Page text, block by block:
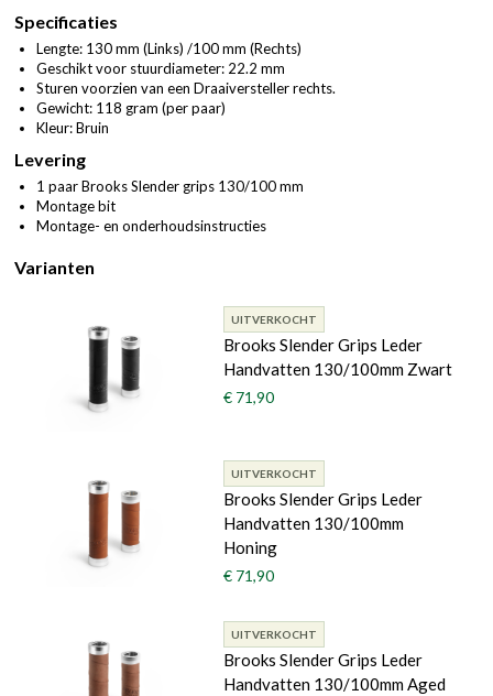
Specificaties
Lengte: 130 mm (Links) /100 mm (Rechts)
Geschikt voor stuurdiameter: 22.2 mm
Sturen voorzien van een Draaiversteller rechts.
Gewicht: 118 gram (per paar)
Kleur: Bruin
Levering
1 paar Brooks Slender grips 130/100 mm
Montage bit
Montage- en onderhoudsinstructies
Varianten
UITVERKOCHT
Brooks Slender Grips Leder
Handvatten 130/100mm Zwart
€ 71,90
UITVERKOCHT
Brooks Slender Grips Leder
Handvatten 130/100mm
Honing
€ 71,90
UITVERKOCHT
Brooks Slender Grips Leder
Handvatten 130/100mm Aged